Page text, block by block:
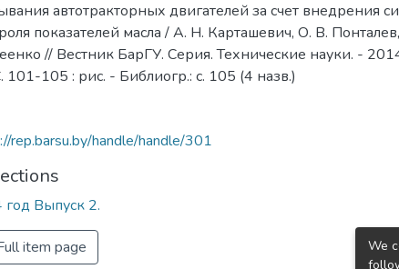
автотракторных двигателей за счет внедрения
показателей масла / А. Н. Карташевич, О. В.
// Вестник БарГУ. Серия. Технические науки. -
101-105 : рис. - Библиогр.: с. 105 (4 назв.)
rep.barsu.by/handle/handle/301
год Выпуск 2.
item page
We